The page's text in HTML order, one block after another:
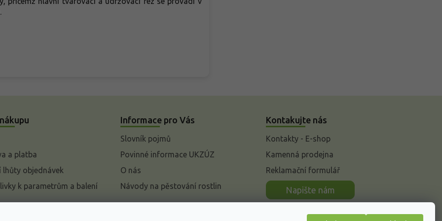
a platba
lhůty objednávek
k parametrům a balení
Informace pro Vás
Slovník pojmů
Povinné informace UKZÚZ
O nás
Návody na pěstování rostlin
Kontakujte nás
Kontakty - E-shop
Kamenná prodejna
Reklamační formulář
Napište nám